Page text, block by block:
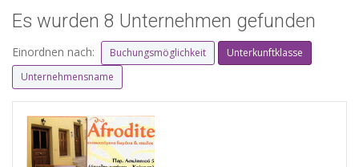
Es wurden 8 Unternehmen gefunden
Einordnen nach: Buchungsmöglichkeit
Unterkunftklasse
Unternehmensname